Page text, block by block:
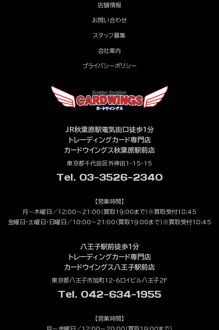
店舗情報
お問い合わせ
スタッフ募集
会社案内
プライバシーポリシー
JR秋葉原駅電気街口徒歩1分
トレーディングカード専門店
カードウイングス秋葉原駅前店
東京都千代田区外神田1-15-15
Tel. 03-3526-2340
【営業時間】
月～木曜日／12:00～21:00（買取19:00まで）※買取受付18:45
金曜日・土曜日・日曜日／10:00～21:00（買取19:00まで）※買取受付18:45
八王子駅前徒歩1分
トレーディングカード専門店
カードウイングス八王子駅前店
東京都八王子市旭町12-6ロイビル八王子2F
Tel. 042-634-1955
【営業時間】
月～金曜日／12:00～20:00（買取19:00まで）